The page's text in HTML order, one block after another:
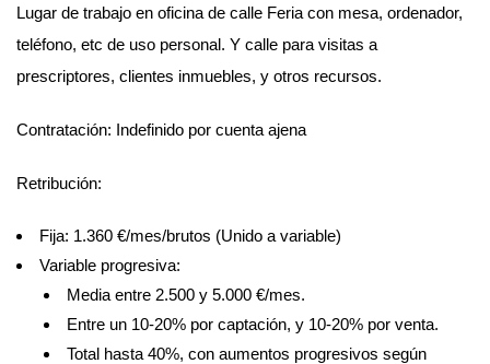
Lugar de trabajo en oficina de calle Feria con mesa, ordenador,
teléfono, etc de uso personal. Y calle para visitas a
prescriptores, clientes inmuebles, y otros recursos.
Contratación: Indefinido por cuenta ajena
Retribución:
Fija: 1.360 €/mes/brutos (Unido a variable)
Variable progresiva:
Media entre 2.500 y 5.000 €/mes.
Entre un 10-20% por captación, y 10-20% por venta.
Total hasta 40%, con aumentos progresivos según